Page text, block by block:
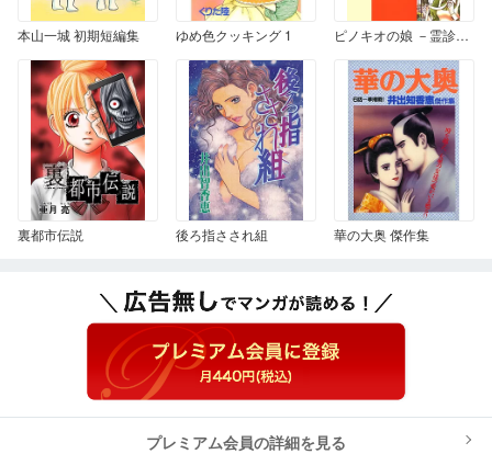
本山一城 初期短編集 ゆめ色クッキング 1 ピノキオの娘 －霊診みなおクリニック－
裏都市伝説 後ろ指さされ組 華の大奥 傑作集
プレミアム会員の詳細を見る